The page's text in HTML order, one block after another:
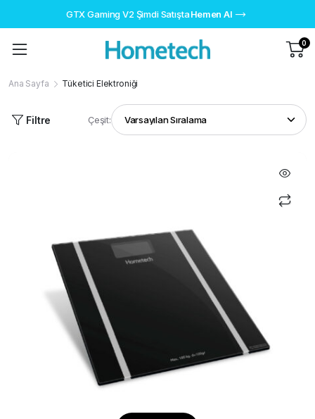
GTX Gaming V2 Şimdi SatıştaHemen Al
0
Ana Sayfa Tüketici Elektroniği
Filtre Çeşit: